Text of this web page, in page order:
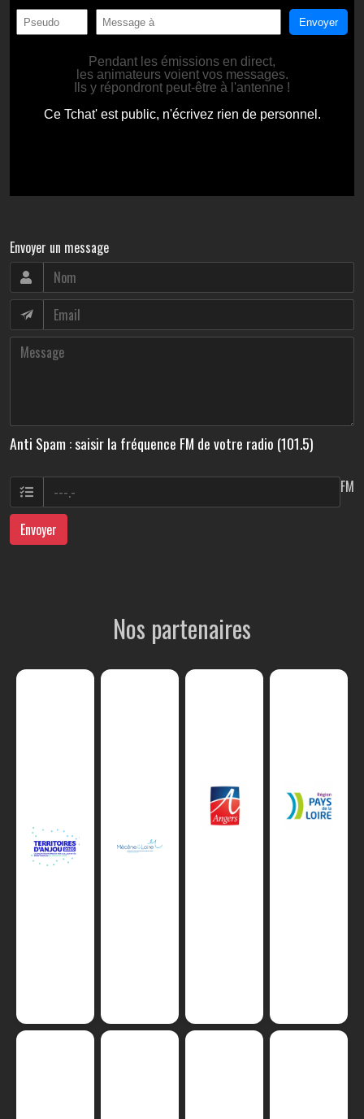
Envoyer un message
Anti Spam : saisir la fréquence FM de votre radio (101.5)
FM
Envoyer
Nos partenaires